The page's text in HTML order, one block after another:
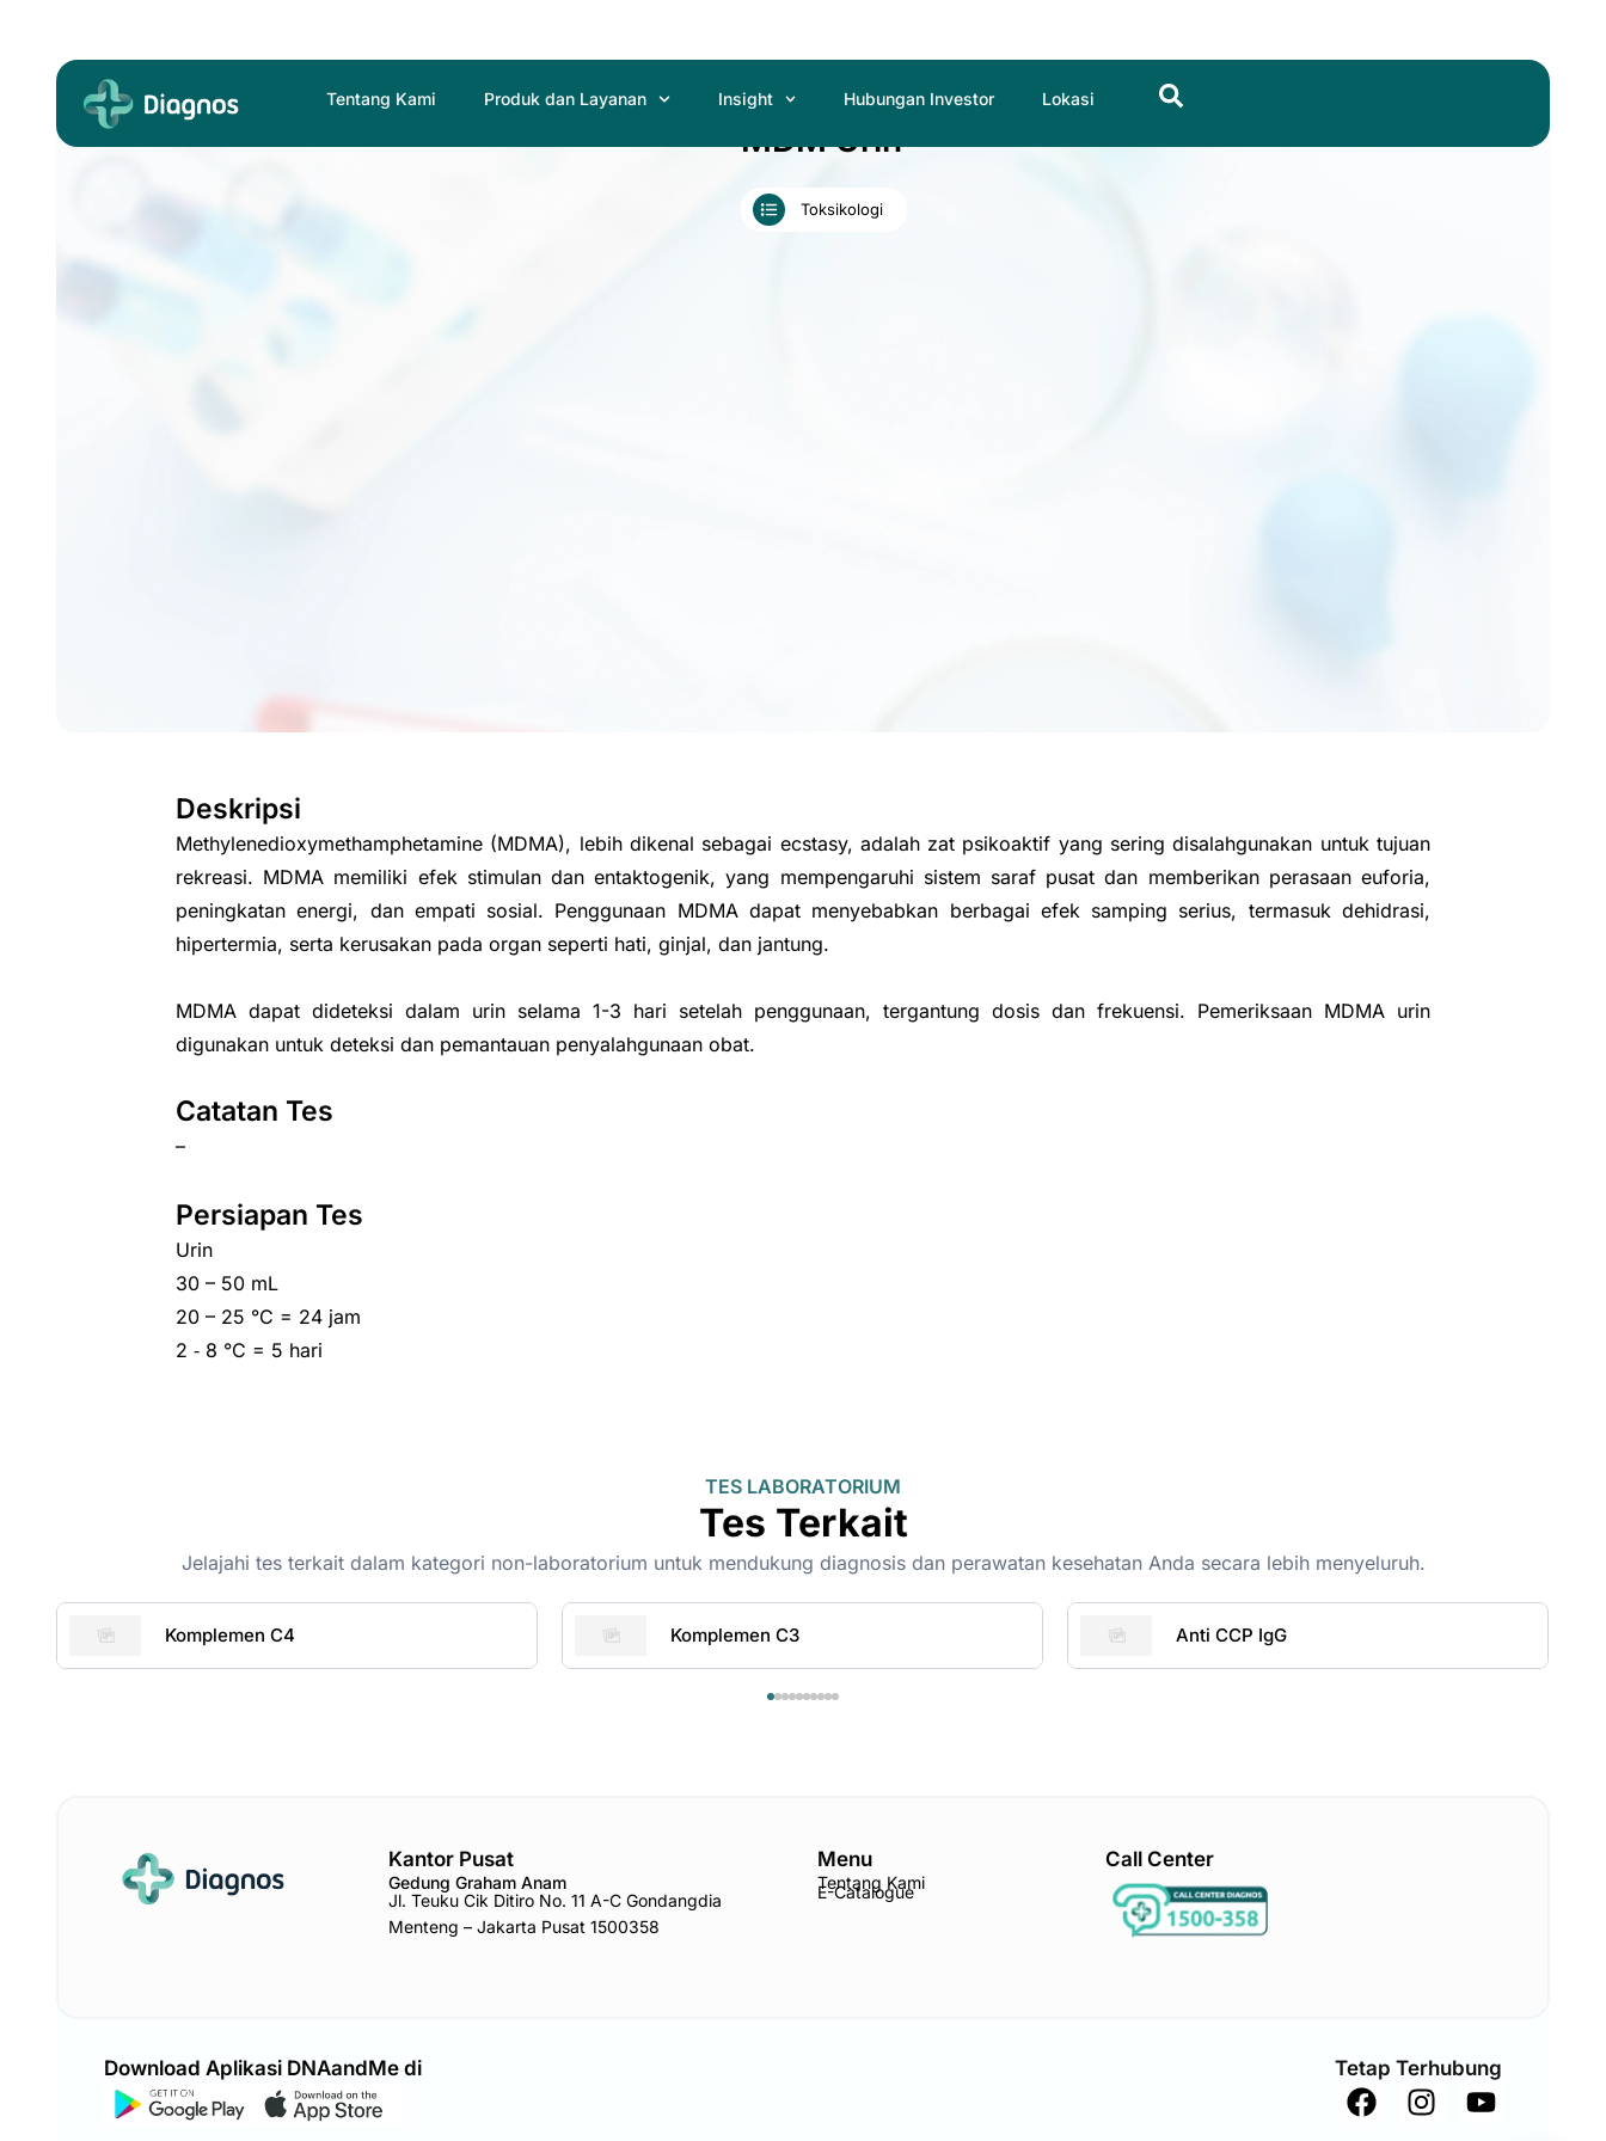
content
Tentang Kami Produk dan Layanan Insight Hubungan Investor Lokasi
MDM Urin
Toksikologi
Deskripsi
Methylenedioxymethamphetamine (MDMA), lebih dikenal sebagai ecstasy, adalah zat psikoaktif yang sering disalahgunakan untuk tujuan
rekreasi. MDMA memiliki efek stimulan dan entaktogenik, yang mempengaruhi sistem saraf pusat dan memberikan perasaan euforia,
peningkatan energi, dan empati sosial. Penggunaan MDMA dapat menyebabkan berbagai efek samping serius, termasuk dehidrasi,
hipertermia, serta kerusakan pada organ seperti hati, ginjal, dan jantung.
MDMA dapat dideteksi dalam urin selama 1-3 hari setelah penggunaan, tergantung dosis dan frekuensi. Pemeriksaan MDMA urin
digunakan untuk deteksi dan pemantauan penyalahgunaan obat.
Catatan Tes
–
Persiapan Tes
Urin
30 – 50 mL
20 – 25 °C = 24 jam
2 ‑ 8 °C = 5 hari
TES LABORATORIUM
Tes Terkait
Jelajahi tes terkait dalam kategori non-laboratorium untuk mendukung diagnosis dan perawatan kesehatan Anda secara lebih menyeluruh.
Komplemen C4 Komplemen C3 Anti CCP IgG
Kantor Pusat
Gedung Graham Anam
Jl. Teuku Cik Ditiro No. 11 A-C Gondangdia
Menteng – Jakarta Pusat 1500358
Menu
Tentang Kami
E-Catalogue
Call Center
Download Aplikasi DNAandMe di Tetap Terhubung
F
a
I
n
Y
o